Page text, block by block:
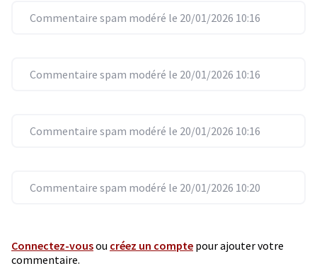
Commentaire spam modéré le 20/01/2026 10:16
Commentaire spam modéré le 20/01/2026 10:16
Commentaire spam modéré le 20/01/2026 10:16
Commentaire spam modéré le 20/01/2026 10:20
Connectez-vousou créez un compte pour ajouter votre
commentaire.